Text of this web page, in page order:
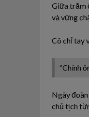
Giữa trăm
và vững
Cô chỉ tay
“Chính
Ngày
chủ tịch